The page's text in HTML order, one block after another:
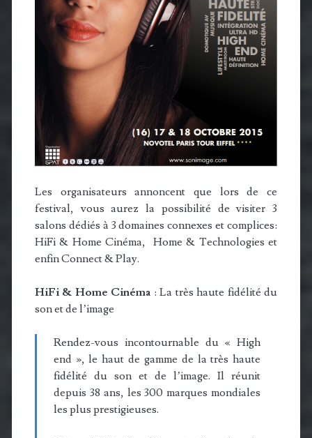
Les organisateurs annoncent que lors de ce
festival, vous aurez la possibilité de visiter 3
salons dédiés à 3 domaines connexes et complices:
HiFi & Home Cinéma, Home & Technologies et
enfin Connect & Play.
HiFi & Home Cinéma : La très haute fidélité du
son et de l’image
Rendez-vous incontournable du « High
end », le haut de gamme de la très haute
fidélité du son et de l’image. Il réunit
depuis 38 ans, les 300 marques mondiales
les plus prestigieuses.